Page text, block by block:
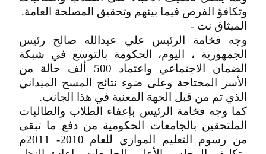
وتكافؤ الفرص فيما بينهم وتحقيق المصلحة العامة.
الميثاق نت -
وجه فخامة الرئيس علي عبدالله صالح رئيس
الجمهورية ، اليوم، الحكومة بالتوسع في شبكة
الضمان الاجتماعي واعتماد 500 ألف حالة من
الأسر المحتاجة وعلى ضوء نتائج المسح الميداني
الذي تم من قبل الجهة المعنية في هذا الجانب.
كما وجه فخامة الرئيس بإعفاء الطلاب والطالبات
الملتحقين بالجامعات الحكومية من دفع ما تبقى
من رسوم التعليم الموازي للعام 2010- 2011م